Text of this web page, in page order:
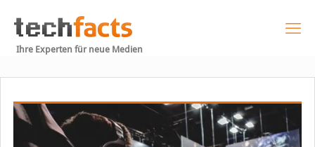
Ihre Experten für neue Medien